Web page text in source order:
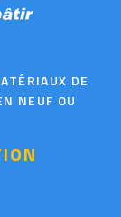
DE
NEUF OU